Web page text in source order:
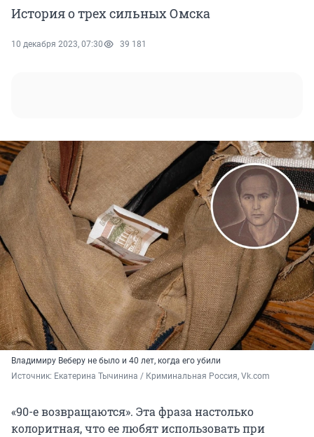
История о трех сильных Омска
10 декабря 2023, 07:30 39 181
Владимиру Веберу не было и 40 лет, когда его убили
Источник: Екатерина Тычинина / Криминальная Россия, Vk.com
«90-е возвращаются». Эта фраза настолько
колоритная, что ее любят использовать при